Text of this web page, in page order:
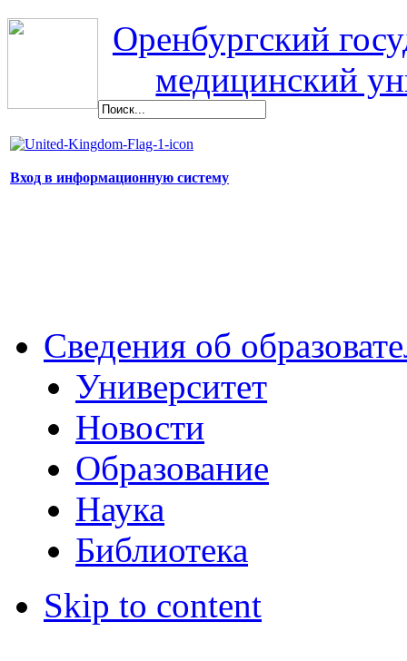
Оренбургский
медицинский
Вход в информационную систему
Сведения об
Университет
Новости
Образование
Наука
Библиотека
Skip to content